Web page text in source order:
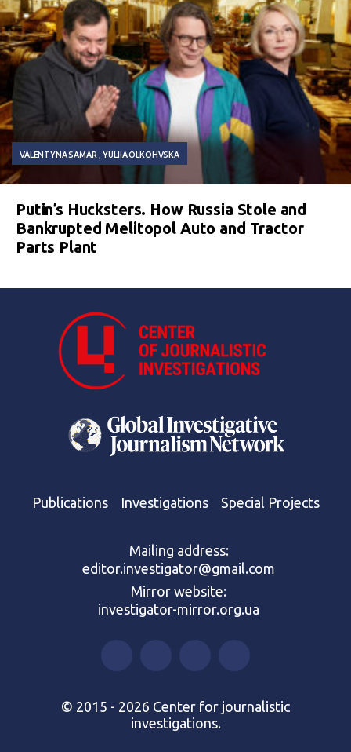
VALENTYNA SAMAR YULIIA OLKOHVSKA
Putin’s Hucksters. How Russia Stole and
Bankrupted Melitopol Auto and Tractor
Parts Plant
Publications Investigations Special Projects
Mailing address:
editor.investigator@gmail.com
Mirror website:
investigator-mirror.org.ua
© 2015 - 2026 Center for journalistic
investigations.